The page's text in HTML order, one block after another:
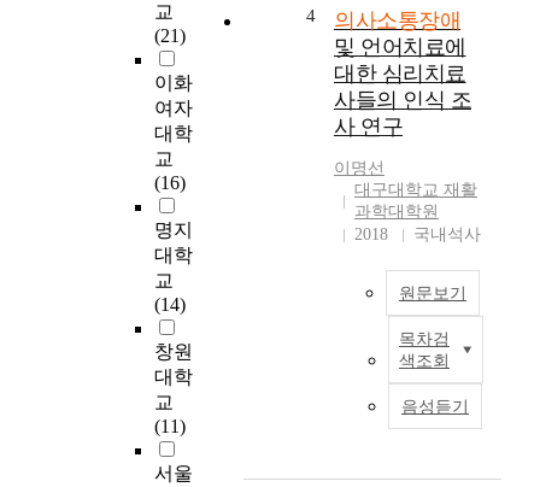
교
(21)
이화
여자
대학
교
(16)
명지
대학
교
(14)
창원
대학
교
(11)
서울
4
의사소통장애
및 언어치료에
대한 심리치료
사들의 인식 조
사 연구
이명선
대구대학교 재활
과학대학원
2018
국내석사
원문보기
목차검
색조회
음성듣기